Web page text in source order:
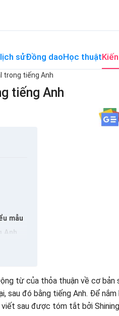
sửĐồng daoHọc thuật
trong tiếng Anh
tiếng Anh
mẫu
Anh
biệt
từ của thỏa thuận về cơ bản
sau đó bằng tiếng Anh. Để
sau được tóm tắt bởi